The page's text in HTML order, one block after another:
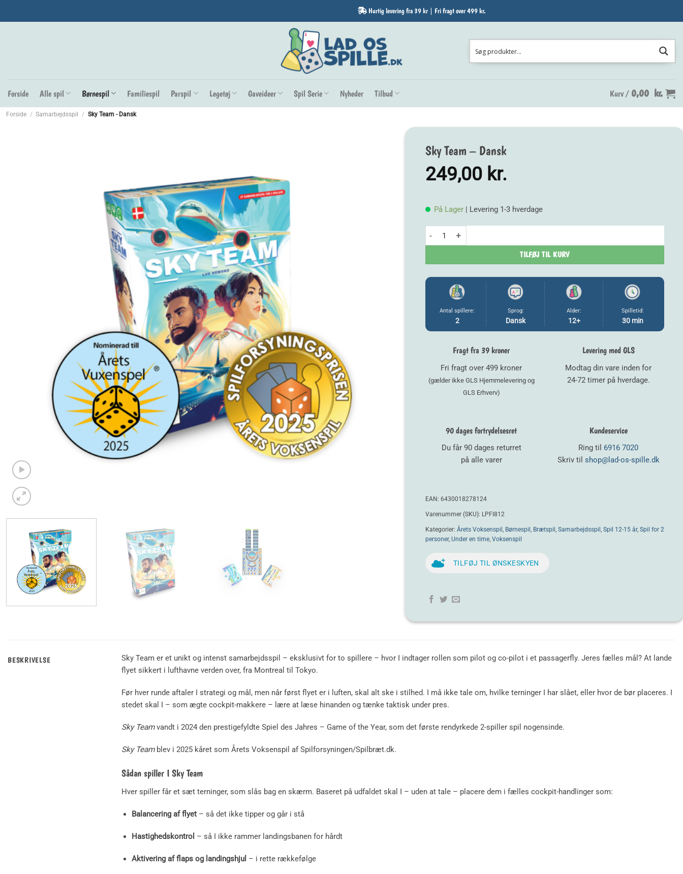
Hurtig levering fra 39 kr | Fri fragt over 499 kr.
Forside Alle spil Børnespil Familiespil Parspil Legetøj Gaveideer Spil Serie Nyheder Tilbud Kurv / 0,00 kr.
Forside / Samarbejdsspil / Sky Team - Dansk
Sky Team – Dansk
249,00 kr.
På Lager | Levering 1-3 hverdage
Sky Team - Dansk antal
TILFØJ TIL KURV
Antal spillere:
2
Sprog:
Dansk
Alder:
12+
Spilletid:
30 min
Fragt fra 39 kroner
Fri fragt over 499 kroner
(gælder ikke GLS Hjemmelevering og
GLS Erhverv)
Levering med GLS
Modtag din vare inden for
24-72 timer på hverdage.
90 dages fortrydelsesret
Du får 90 dages returret
på alle varer
Kundeservice
Ring til 6916 7020
Skriv til shop@lad-os-spille.dk
EAN: 6430018278124
Varenummer (SKU): LPFI812
Kategorier: Årets Voksenspil , Børnespil , Brætspil , Samarbejdsspil , Spil 12-15 år, Spil for 2
personer, Under en time, Voksenspil
TILFØJ TIL ØNSKESKYEN
BESKRIVELSE
Sky Team er et unikt og intenst samarbejdsspil – eksklusivt for to spillere – hvor I indtager rollen som pilot og co-pilot i et passagerfly. Jeres fælles mål? At lande
flyet sikkert i lufthavne verden over, fra Montreal til Tokyo.
Før hver runde aftaler I strategi og mål, men når først flyet er i luften, skal alt ske i stilhed. I må ikke tale om, hvilke terninger I har slået, eller hvor de bør placeres. I
stedet skal I – som ægte cockpit-makkere – lære at læse hinanden og tænke taktisk under pres.
Sky Teamvandt i 2024 den prestigefyldte Spiel des Jahres – Game of the Year, som det første rendyrkede 2-spiller spil nogensinde.
Sky Teamblev i 2025 kåret som Årets Voksenspil af Spilforsyningen/Spilbræt.dk.
Sådan spiller I Sky Team
Hver spiller får et sæt terninger, som slås bag en skærm. Baseret på udfaldet skal I – uden at tale – placere dem i fælles cockpit-handlinger som:
Balancering af flyet– så det ikke tipper og går i stå
Hastighedskontrol – så I ikke rammer landingsbanen for hårdt
Aktivering af flaps og landingshjul – i rette rækkefølge